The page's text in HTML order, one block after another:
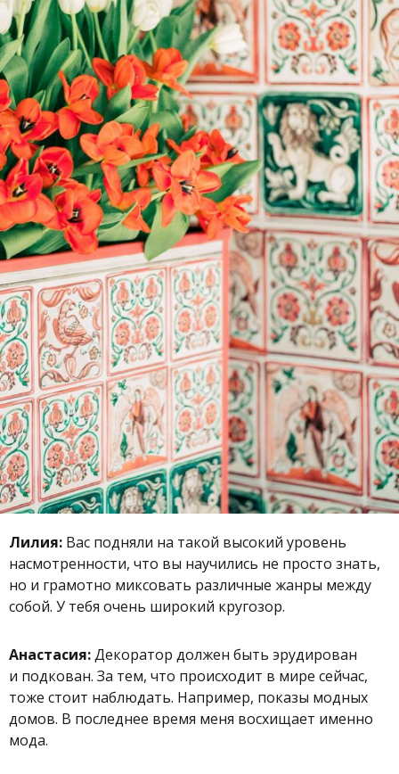
Лилия: Вас подняли на такой высокий уровень
насмотренности, что вы научились не просто знать,
но и грамотно миксовать различные жанры между
собой. У тебя очень широкий кругозор.
Анастасия:Декоратор должен быть эрудирован
и подкован. За тем, что происходит в мире сейчас,
тоже стоит наблюдать. Например, показы модных
домов. В последнее время меня восхищает именно
мода.